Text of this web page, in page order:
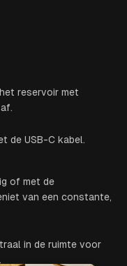
reservoir met
de USB-C kabel.
of met de
van een constante,
in de ruimte voor